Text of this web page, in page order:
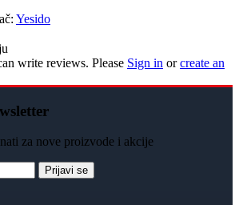
Yesido
write reviews. Please Sign in orcreate an
za nove proizvode i akcije
Prijavi se